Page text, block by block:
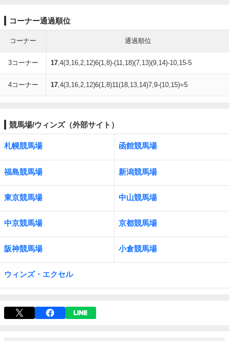
コーナー通過順位
コーナー 通過順位
3コーナー 17,4(3,16,2,12)6(1,8)-(11,18)(7,13)(9,14)-10,15-5
4コーナー 17,4(3,16,2,12)6(1,8)11(18,13,14)7,9-(10,15)=5
競馬場/ウィンズ（外部サイト）
札幌競馬場 函館競馬場
福島競馬場 新潟競馬場
東京競馬場 中山競馬場
中京競馬場 京都競馬場
阪神競馬場 小倉競馬場
ウィンズ・エクセル